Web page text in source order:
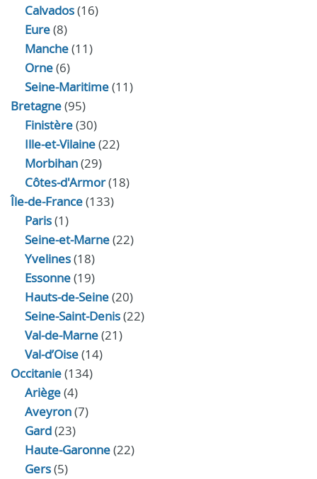
Calvados(16)
Eure(8)
Manche(11)
Orne(6)
Seine-Maritime(11)
Bretagne(95)
Finistère(30)
Ille-et-Vilaine(22)
Morbihan(29)
Côtes-d'Armor(18)
Île-de-France(133)
Paris(1)
Seine-et-Marne(22)
Yvelines(18)
Essonne(19)
Hauts-de-Seine(20)
Seine-Saint-Denis(22)
Val-de-Marne(21)
Val-d’Oise(14)
Occitanie(134)
Ariège(4)
Aveyron(7)
Gard(23)
Haute-Garonne(22)
Gers(5)